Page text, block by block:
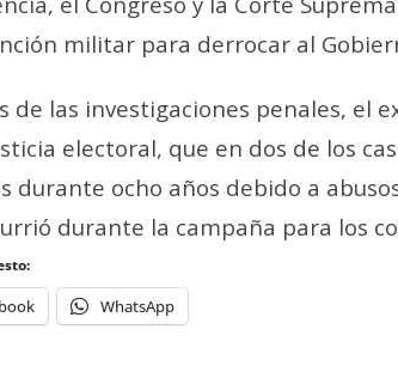
militar para derrocar al
de las investigaciones penales, el
electoral, que en dos de los
durante ocho años debido a
durante la campaña para los
WhatsApp